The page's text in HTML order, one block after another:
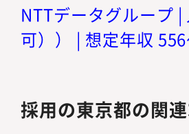
NTTデータグループ
可）） | 想定年収
採用の東京都の関